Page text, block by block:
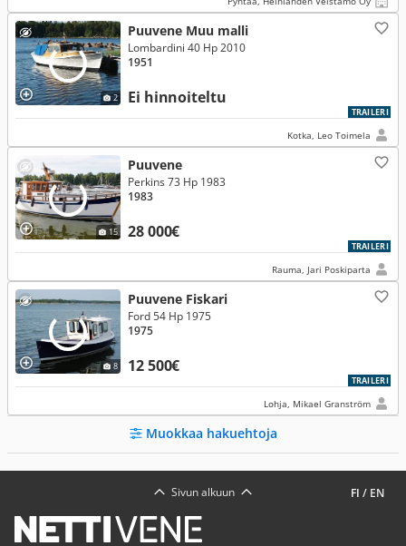
2
Puuvene Muu malli
Ei hinnoiteltu
Lombardini 40 Hp 2010
1951
TRAILERI
Kotka, Leo Toimela
15
Puuvene
28 000€
Perkins 73 Hp 1983
1983
TRAILERI
Rauma, Jari Poskiparta
8
Puuvene Fiskari
12 500€
Ford 54 Hp 1975
1975
TRAILERI
Lohja, Mikael Granström
Muokkaa hakuehtoja
FI / EN
Sivun alkuun